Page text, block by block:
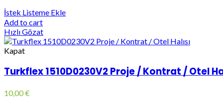
İstek Listeme Ekle
Add to cart
Hızlı Gözat
Kapat
Turkflex 1510D0230V2 Proje / Kontrat / Otel
10,00€